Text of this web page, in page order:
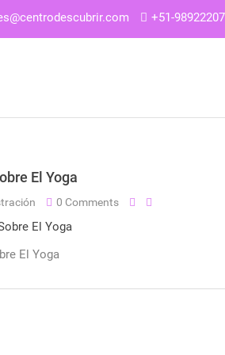
+51-
El Yoga
0 Comments
El Yoga